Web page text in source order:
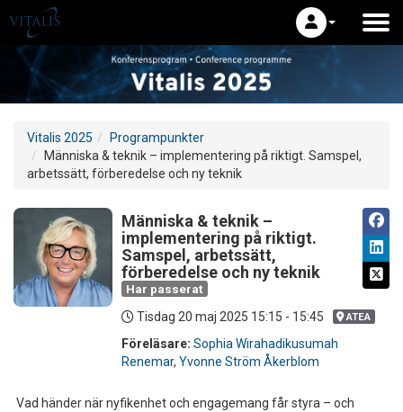
Vitalis 2025
Programpunkter
Människa & teknik – implementering på riktigt. Samspel,
arbetssätt, förberedelse och ny teknik
Människa & teknik –
implementering på riktigt.
Samspel, arbetssätt,
förberedelse och ny teknik
Har passerat
Tisdag 20 maj 2025 15:15 - 15:45 ATEA
Föreläsare: Sophia Wirahadikusumah
Renemar, Yvonne Ström Åkerblom
Vad händer när nyfikenhet och engagemang får styra – och